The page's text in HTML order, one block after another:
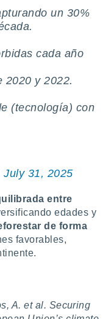
un 30%
cada año
2020 y 2022.
(tecnología) con
July 31, 2025
entre
edades y
de forma
favorables,
A. et al. Securing